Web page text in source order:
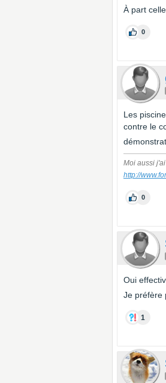
À part
0
Les
contre le
Moi aussi
http://
0
Oui
Je préfère
1